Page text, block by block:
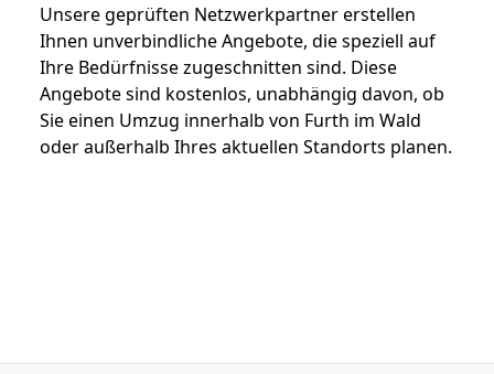
Unsere geprüften Netzwerkpartner erstellen
Ihnen unverbindliche Angebote, die speziell auf
Ihre Bedürfnisse zugeschnitten sind. Diese
Angebote sind kostenlos, unabhängig davon, ob
Sie einen Umzug innerhalb von Furth im Wald
oder außerhalb Ihres aktuellen Standorts planen.